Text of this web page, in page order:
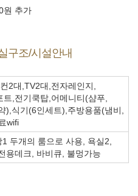
원 추가
구조/시설안내
2대,TV2대,전자레인지,
트,전기쿡탑,어메니티(샴푸,
),식기(6인세트),주방용품(냄비,
wifi
두개의 룸으로 사용, 욕실2,
용데크, 바비큐, 불멍가능